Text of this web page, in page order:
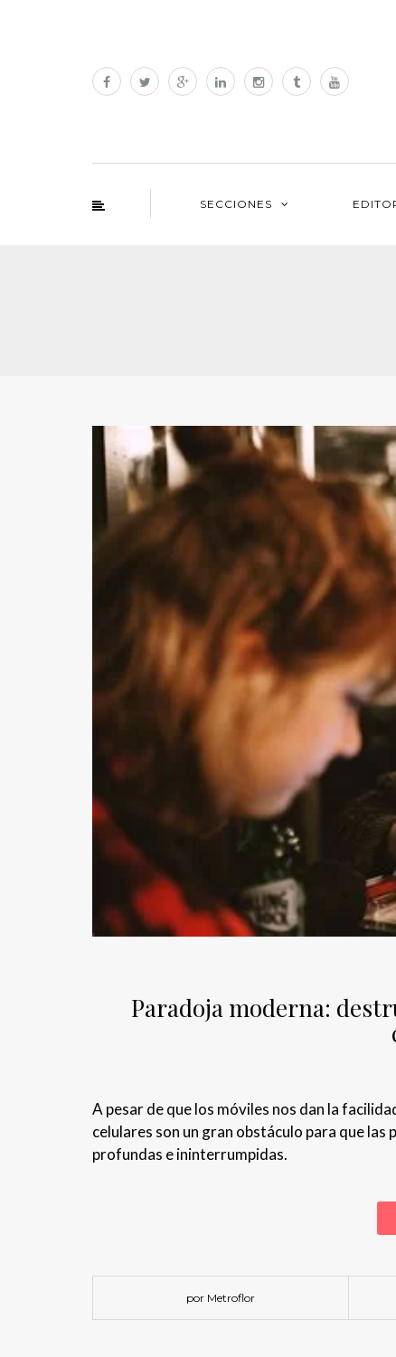
SECCIONES
Paradoja moderna:
A pesar de que los móviles nos dan la
celulares son un gran obstáculo para que
profundas e ininterrumpidas.
por Metroflor